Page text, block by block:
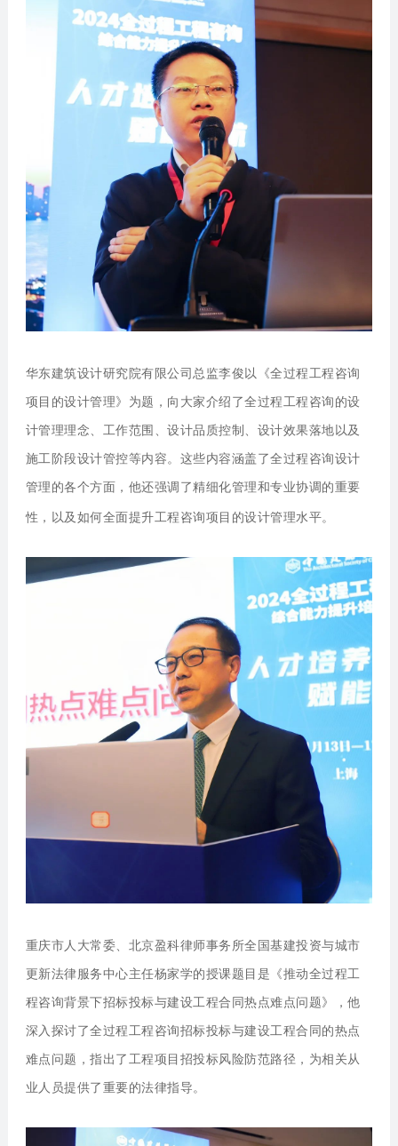
华东建筑设计研究院有限公司总监李俊 以《全过程工程咨询
项目的设计管理》为题，向大家介绍了全过程工程咨询的设
计管理理念、工作范围、设计品质控制、设计效果落地以及
施工阶段设计管控等内容。这些内容涵盖了全过程咨询设计
管理的各个方面，他还强调了精细化管理和专业协调的重要
性，以及如何全面提升工程咨询项目的设计管理水平。
重庆市人大常委、北京盈科律师事务所全国基建投资与城市
更新法律服务中心主任杨家学的授课题目是《推动全过程工
程咨询背景下招标投标与建设工程合同热点难点问题》，他
深入探讨了全过程工程咨询招标投标与建设工程合同的热点
难点问题，指出了工程项目招投标风险防范路径，为相关从
业人员提供了重要的法律指导。